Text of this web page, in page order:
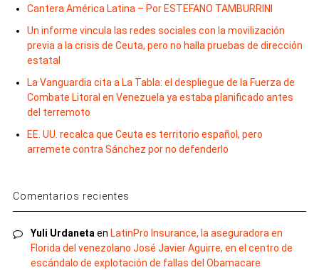
Cantera América Latina – Por ESTEFANO TAMBURRINI
Un informe vincula las redes sociales con la movilización
previa a la crisis de Ceuta, pero no halla pruebas de dirección
estatal
La Vanguardia cita a La Tabla: el despliegue de la Fuerza de
Combate Litoral en Venezuela ya estaba planificado antes
del terremoto
EE. UU. recalca que Ceuta es territorio español, pero
arremete contra Sánchez por no defenderlo
Comentarios recientes
Yuli Urdaneta en LatinPro Insurance, la aseguradora en
Florida del venezolano José Javier Aguirre, en el centro de
escándalo de explotación de fallas del Obamacare